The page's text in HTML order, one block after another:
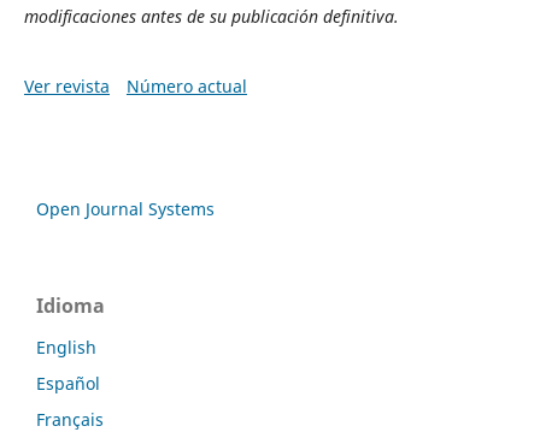
modificaciones antes de su publicación definitiva.
Ver revista Número actual
Open Journal Systems
Idioma
English
Español
Français